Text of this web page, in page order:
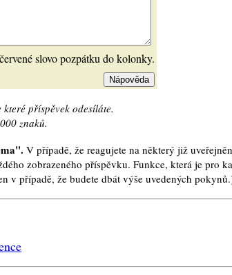
slovo pozpátku do kolonky.
příspěvek odesíláte.
znaků.
V případě, že reagujete na některý již
zobrazeného příspěvku. Funkce, která je pro
v případě, že budete dbát výše uvedených